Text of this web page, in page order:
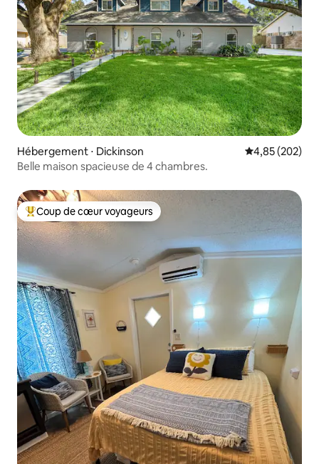
Hébergement ⋅ Dickinson Évaluation
4,85 (202)
Belle maison spacieuse de 4 chambres.
Coups de cœur voyageurs les plus appréciés
Coup de cœur voyageurs